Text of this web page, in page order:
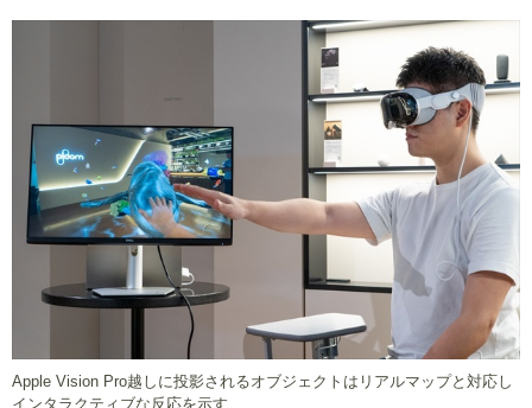
Apple Vision Pro越しに投影されるオブジェクトはリアルマップと対応し
インタラクティブな反応を示す